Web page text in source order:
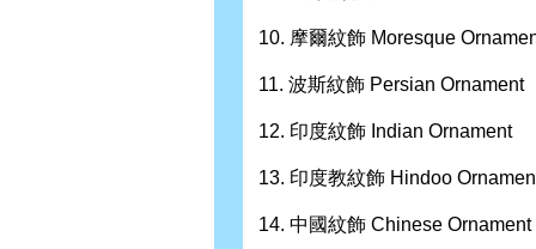
10. 摩爾紋飾 Moresque
11. 波斯紋飾 Persian Ornament
12. 印度紋飾 Indian Ornament
13. 印度教紋飾 Hindoo
14. 中國紋飾 Chinese Ornament